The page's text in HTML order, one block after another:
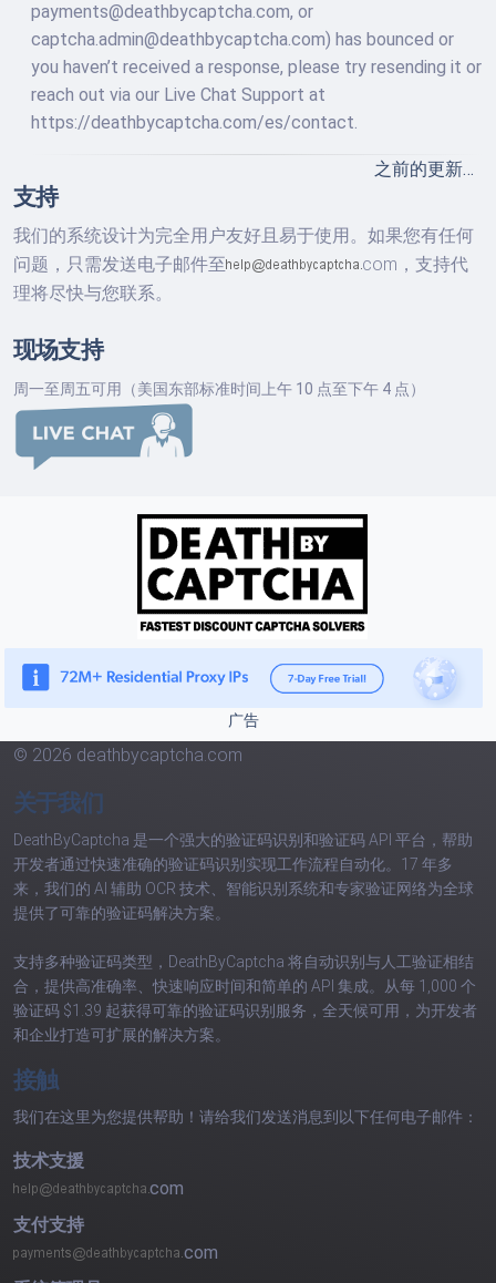
payments@deathbycaptcha.com, or
captcha.admin@deathbycaptcha.com) has bounced or
you haven’t received a response, please try resending it or
reach out via our Live Chat Support at
https://deathbycaptcha.com/es/contact.
之前的更新…
支持
我们的系统设计为完全用户友好且易于使用。如果您有任何
问题，只需发送电子邮件至
com， 支持代
理将尽快与您联系。
现场支持
周一至周五可用（美国东部标准时间上午 10 点至下午 4 点）
广告
© 2026 deathbycaptcha.com
关于我们
DeathByCaptcha 是一个强大的验证码识别和验证码 API 平台，帮助
开发者通过快速准确的验证码识别实现工作流程自动化。17 年多
来，我们的 AI 辅助 OCR 技术、智能识别系统和专家验证网络为全球
提供了可靠的验证码解决方案。
支持多种验证码类型，DeathByCaptcha 将自动识别与人工验证相结
合，提供高准确率、快速响应时间和简单的 API 集成。从每 1,000 个
验证码 $1.39 起获得可靠的验证码识别服务，全天候可用，为开发者
和企业打造可扩展的解决方案。
接触
我们在这里为您提供帮助！请给我们发送消息到以下任何电子邮件：
技术支援
com
支付支持
com